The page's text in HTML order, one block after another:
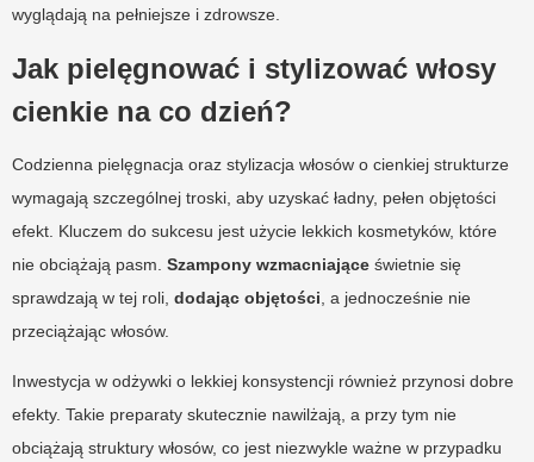
wyglądają na pełniejsze i zdrowsze.
Jak pielęgnować i stylizować włosy
cienkie na co dzień?
Codzienna pielęgnacja oraz stylizacja włosów o cienkiej strukturze
wymagają szczególnej troski, aby uzyskać ładny, pełen objętości
efekt. Kluczem do sukcesu jest użycie lekkich kosmetyków, które
nie obciążają pasm. Szampony wzmacniające świetnie się
sprawdzają w tej roli, dodając objętości , a jednocześnie nie
przeciążając włosów.
Inwestycja w odżywki o lekkiej konsystencji również przynosi dobre
efekty. Takie preparaty skutecznie nawilżają, a przy tym nie
obciążają struktury włosów, co jest niezwykle ważne w przypadku